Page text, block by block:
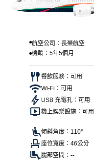
航空公司：長榮航空
機齡：5年5個月
餐飲服務：可用
Wi-Fi：可用
USB 充電孔：可用
機上娛樂設施：可用
傾斜角度：110°
座位寬度：46公分
腿部空間：--